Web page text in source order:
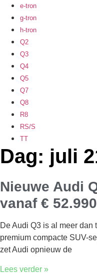
e-tron
g-tron
h-tron
Q2
Q3
Q4
Q5
Q7
Q8
R8
RS/S
TT
Dag: juli
Nieuwe Audi
vanaf €
De Audi Q3 is al meer
premium compacte SUV-
zet Audi opnieuw de
Lees verder »